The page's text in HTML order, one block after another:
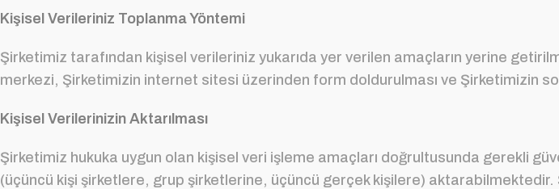
Kişisel Verileriniz Toplanma Yöntemi
Şirketimiz tarafından kişisel verileriniz yukarıda yer verilen amaçların yerine
merkezi, Şirketimizin internet sitesi üzerinden form doldurulması ve Şirketimizin
Kişisel Verilerinizin Aktarılması
Şirketimiz hukuka uygun olan kişisel veri işleme amaçları doğrultusunda gerekli
(üçüncü kişi şirketlere, grup şirketlerine, üçüncü gerçek kişilere)